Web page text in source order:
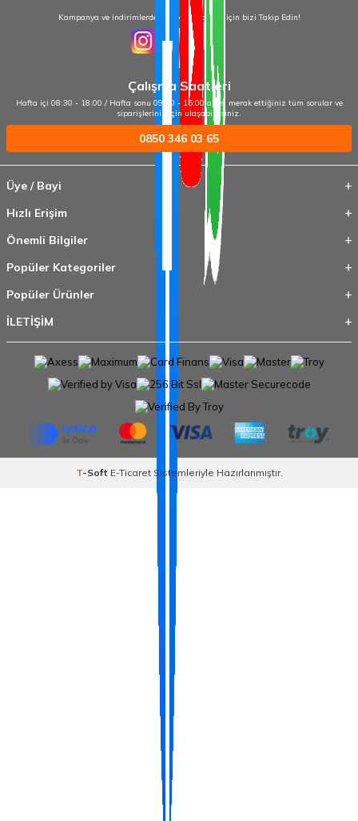
Kampanya ve indirimlerden haberdar olmak için bizi Takip Edin!
Çalışma Saatleri
Hafta içi 08:30 - 18:00 / Hafta sonu 09:00 - 15:00 arası merak ettiğiniz tüm sorular ve
siparişleriniz için ulaşabilirsiniz.
0850 346 03 65
Üye / Bayi
Hızlı Erişim
Önemli Bilgiler
Popüler Kategoriler
Popüler Ürünler
İLETİŞİM
T-Soft E-TicaretSistemleriyle Hazırlanmıştır.